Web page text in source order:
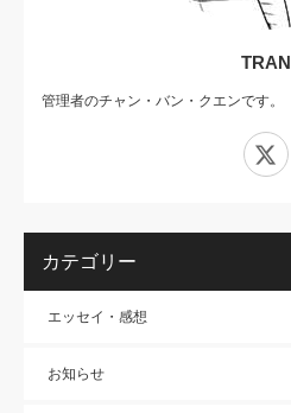
TRAN
管理者のチャン・バン・クエンです。
カテゴリー
エッセイ・感想
お知らせ